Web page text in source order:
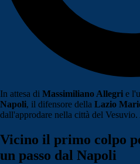
In attesa di Massimiliano Allegri e
Napoli, il difensore della Lazio
dall'approdare nella città del
Vicino il primo colpo
un passo dal Napoli